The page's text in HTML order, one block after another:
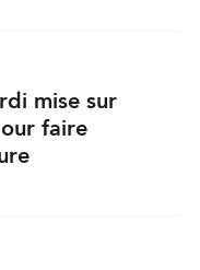
mise sur
faire